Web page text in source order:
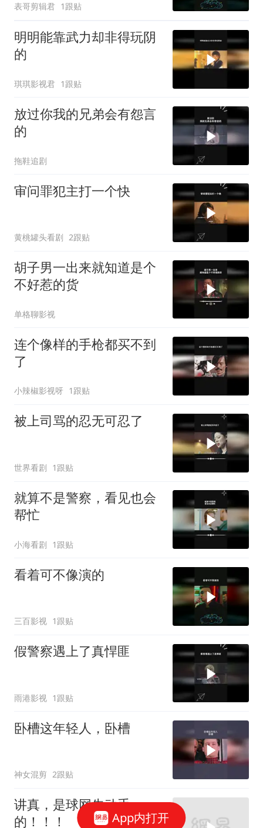
表哥剪辑君 1跟贴
明明能靠武力却非得玩阴
的
琪琪影视君 1跟贴
放过你我的兄弟会有怨言
的
拖鞋追剧
审问罪犯主打一个快
黄桃罐头看剧 2跟贴
胡子男一出来就知道是个
不好惹的货
单格聊影视
连个像样的手枪都买不到
了
小辣椒影视呀 1跟贴
被上司骂的忍无可忍了
世界看剧 1跟贴
就算不是警察，看见也会
帮忙
小海看剧 1跟贴
看着可不像演的
三百影视 1跟贴
假警察遇上了真悍匪
雨港影视 1跟贴
卧槽这年轻人，卧槽
神女混剪 2跟贴
讲真，是球网先动手
的！！！
App内打开